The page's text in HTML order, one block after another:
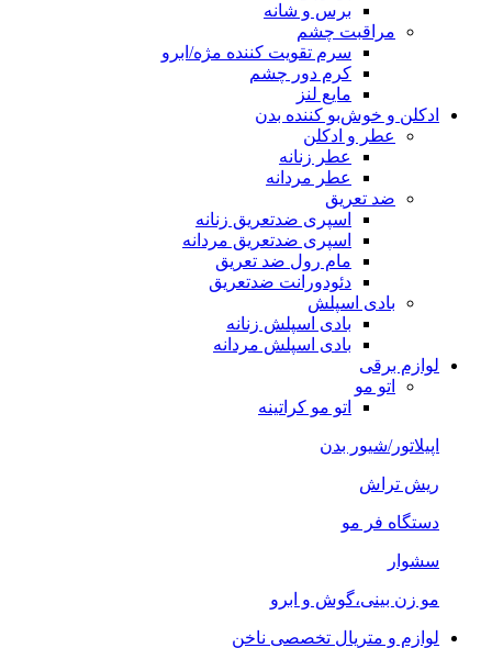
برس و شانه
مراقبت چشم
سرم تقویت کننده مژه/ابرو
کرم دور چشم
مایع لنز
ادکلن و خوش‌بو کننده بدن
عطر و ادکلن
عطر زنانه
عطر مردانه
ضد تعریق
اسپری ضدتعریق زنانه
اسپری ضدتعریق مردانه
مام رول ضد تعریق
دئودورانت ضدتعریق
بادی اسپلش
بادی اسپلش زنانه
بادی اسپلش مردانه
لوازم برقی
اتو مو
اتو مو کراتینه
اپیلاتور/شیور بدن
ریش تراش
دستگاه فر مو
سشوار
مو زن بینی،گوش و ابرو
لوازم و متریال تخصصی ناخن